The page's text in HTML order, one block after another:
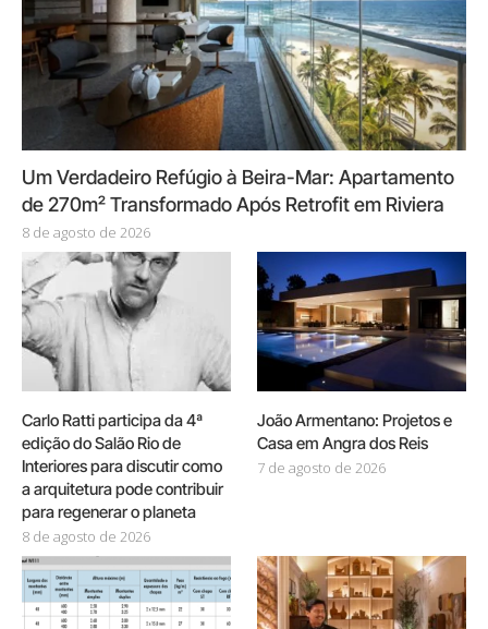
Um Verdadeiro Refúgio à Beira-Mar: Apartamento
de 270m² Transformado Após Retrofit em Riviera
8 de agosto de 2026
Carlo Ratti participa da 4ª
edição do Salão Rio de
Interiores para discutir como
a arquitetura pode contribuir
para regenerar o planeta
8 de agosto de 2026
João Armentano: Projetos e
Casa em Angra dos Reis
7 de agosto de 2026